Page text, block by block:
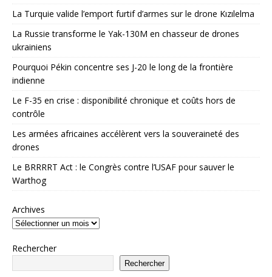
La Turquie valide l’emport furtif d’armes sur le drone Kızılelma
La Russie transforme le Yak-130M en chasseur de drones
ukrainiens
Pourquoi Pékin concentre ses J-20 le long de la frontière
indienne
Le F-35 en crise : disponibilité chronique et coûts hors de
contrôle
Les armées africaines accélèrent vers la souveraineté des
drones
Le BRRRRT Act : le Congrès contre l’USAF pour sauver le
Warthog
Archives
Rechercher
Rechercher